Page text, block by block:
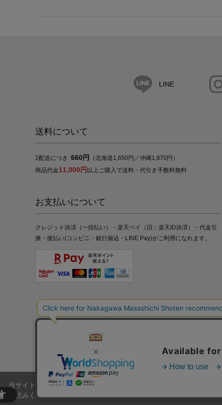
LINE
送料について
1配送につき: 660円
（北海道1,650円／沖縄1,870円）
商品代金11,000円 以上ご購入で送料・代引き手数料無料
お支払いについて
クレジット決済（一括払い）・楽天ペイ（旧：楽天ID決済）・代金引
換・後払い(コンビニ・銀行振込・LINE Pay)がご利用になれます。
プライバシーポリシー
当サイトでは、当サイト内における閲覧履歴・属性情報などの取得
お読みください。